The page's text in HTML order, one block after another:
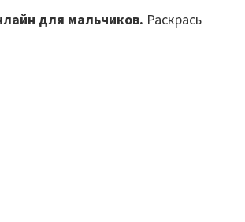
для мальчиков. Раскрась